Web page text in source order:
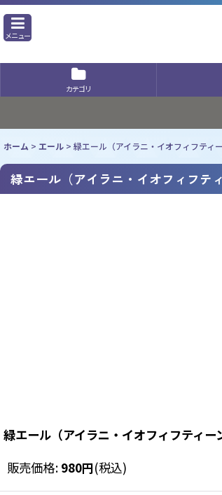
メニュー
カテゴリ
ホーム > エール > 緑エール（アイラニ・イオフィフティ
緑エール（アイラニ・イオフィフテ
緑エール（アイラニ・イオフィフティー
販売価格: 980円(税込)